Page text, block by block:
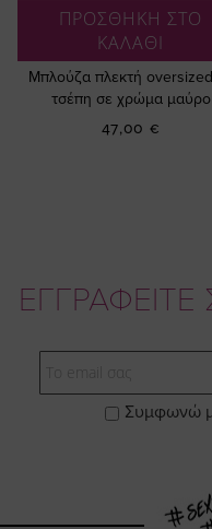
ΠΡΟΣΘΗΚΗ ΣΤΟ
ΚΑΛΑΘΙ
Μπλούζα πλεκτή
τσέπη σε χρώμα μαύρο
47,00 €
ΕΓΓΡΑΦΕΙΤΕ
Συμφωνώ